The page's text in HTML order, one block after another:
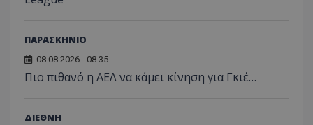
ΠΑΡΑΣΚΗΝΙΟ
08.08.2026 - 08:35
Πιο πιθανό η ΑΕΛ να κάμει κίνηση για Γκιέ…
ΔΙΕΘΝΗ